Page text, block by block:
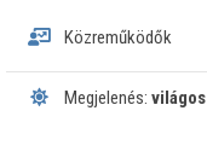
Közreműködők
Megjelenés: világos